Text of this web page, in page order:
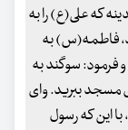
که علی(ع) را به
فاطمه(س) به
فرمود: سوگند به
مسجد ببرید. وای
این که رسول